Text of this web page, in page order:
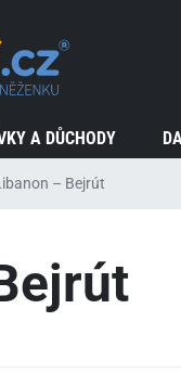
A DŮCHODY
– Bejrút